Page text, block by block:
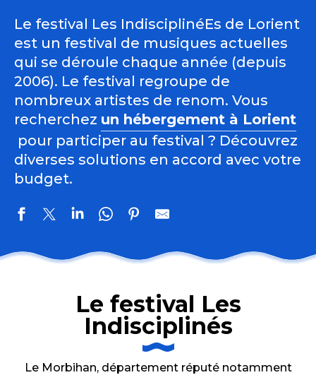
Le festival Les IndisciplinéEs de Lorient
est un festival de musiques actuelles
qui se déroule chaque année (depuis
2006). Le festival regroupe de
nombreux artistes de renom. Vous
recherchez un hébergement à Lorient
pour participer au festival ? Découvrez
diverses solutions en accord avec votre
budget.
Le festival Les
Indisciplinés
Le Morbihan, département réputé notamment